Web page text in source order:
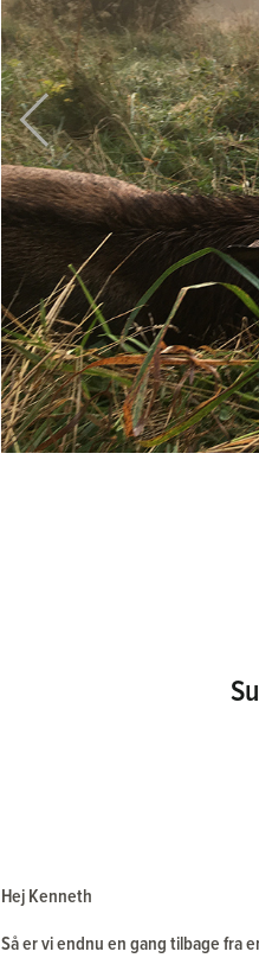
Previous
Hej Kenneth
Så er vi endnu en gang tilbage fra